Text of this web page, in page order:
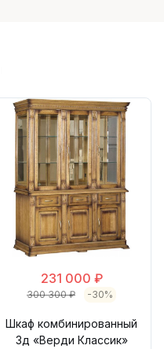
231 000 ₽
300 300 ₽ -30%
Шкаф комбинированный
3д «Верди Классик»